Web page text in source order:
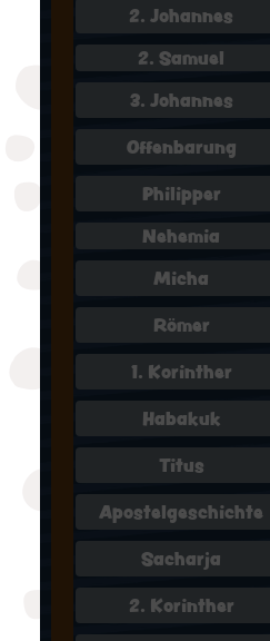
2. Johannes
2. Samuel
3. Johannes
Offenbarung
Philipper
Nehemia
Micha
Römer
1. Korinther
Habakuk
Titus
Apostelgeschichte
Sacharja
2. Korinther